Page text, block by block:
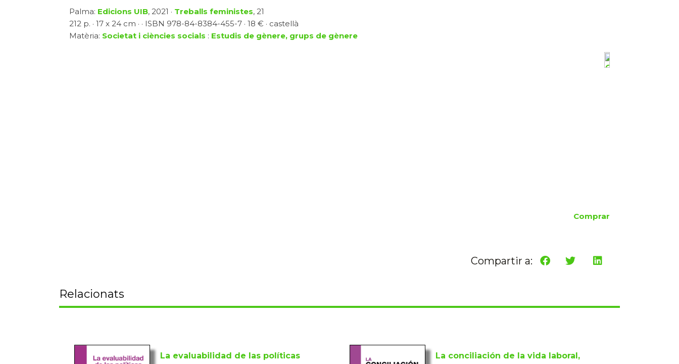
Palma: Edicions UIB, 2021 · Treballs feministes, 21
212 p. · 17 x 24 cm · · ISBN 978-84-8384-455-7 · 18 € · castellà
Matèria: Societat i ciències socials : Estudis de gènere, grups de gènere
Comprar
Compartir a:
Relacionats
La evaluabilidad de las políticas
La conciliación de la vida laboral,